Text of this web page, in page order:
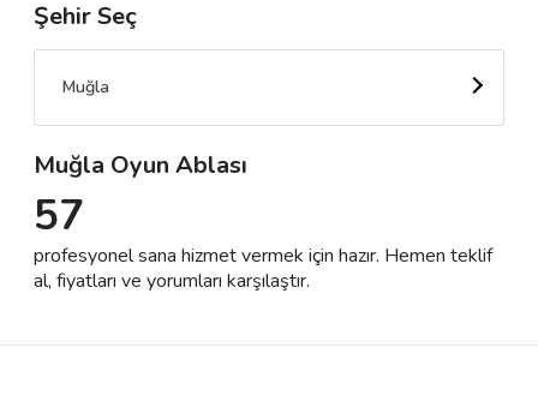
🎈 Biz Kimiz?
🌟 Müşteri Değerlendirmeleri
Destek
İletişim
Şehir Seç
Muğla
Muğla Oyun Ablası
57
profesyonel sana hizmet vermek için hazır. Hemen teklif
al, fiyatları ve yorumları karşılaştır.